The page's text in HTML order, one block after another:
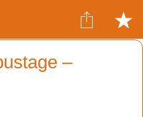
–